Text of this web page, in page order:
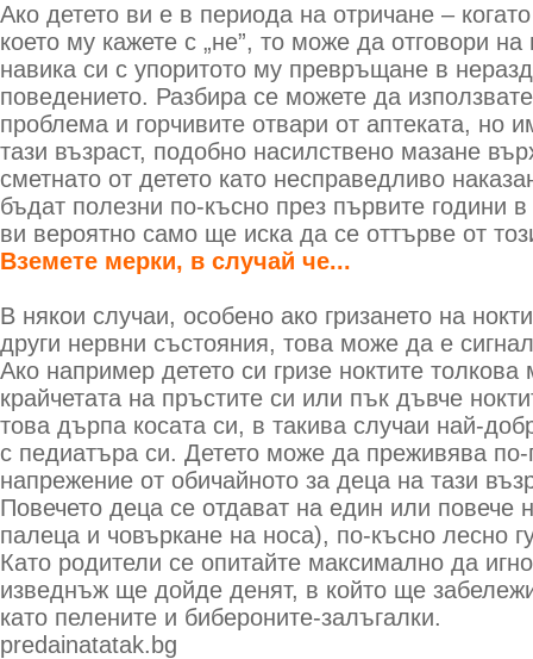
Ако детето ви е в периода на отричане –
което му кажете с „не”, то може да отговори на
навика си с упоритото му превръщане в
поведението. Разбира се можете да
проблема и горчивите отвари от аптеката, но
тази възраст, подобно насилствено мазане
сметнато от детето като несправедливо
бъдат полезни по-късно през първите години
ви вероятно само ще иска да се оттърве от
Вземете мерки, в случай че...
В някои случаи, особено ако гризането на
други нервни състояния, това може да е
Ако например детето си гризе ноктите толкова
крайчетата на пръстите си или пък дъвче
това дърпа косата си, в такива случаи най-
с педиатъра си. Детето може да преживява по-
напрежение от обичайното за деца на тази
Повечето деца се отдават на един или повече
палеца и човъркане на носа), по-късно лесно
Като родители се опитайте максимално да
изведнъж ще дойде денят, в който ще
като пелените и бибероните-залъгалки.
predainatatak.bg